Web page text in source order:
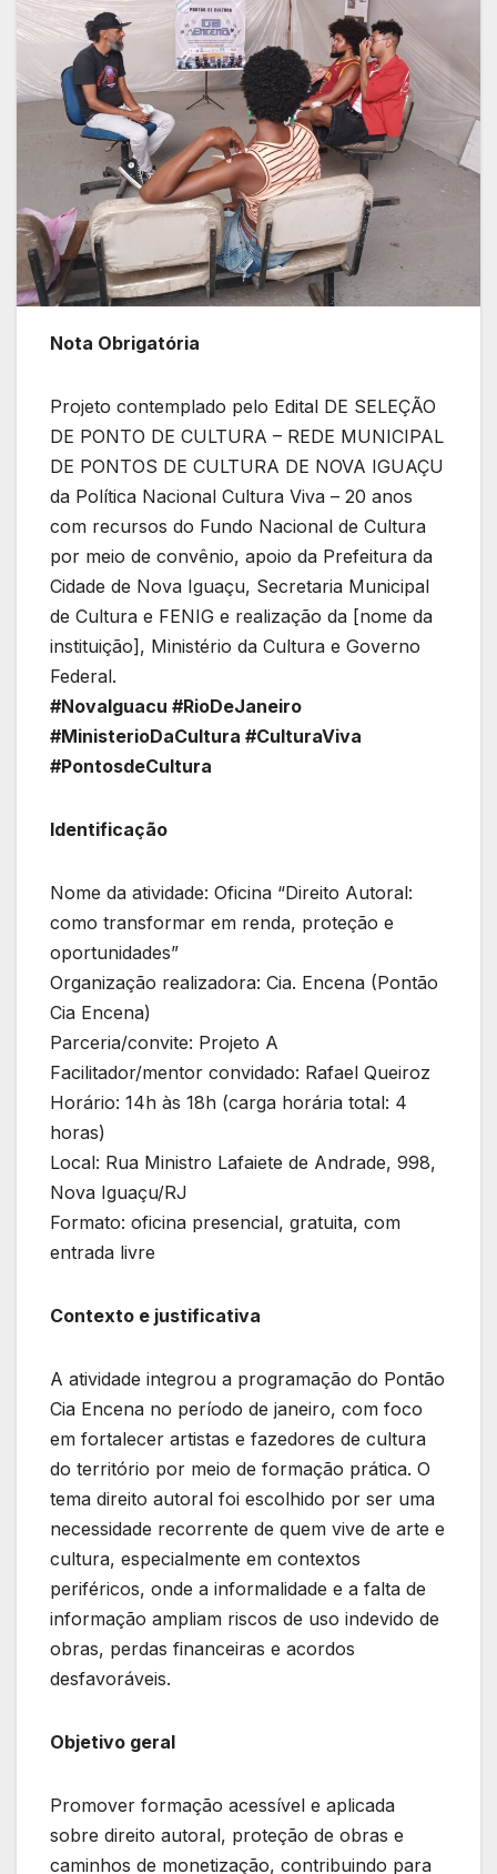
Nota Obrigatória
Projeto contemplado pelo Edital DE SELEÇÃO
DE PONTO DE CULTURA – REDE MUNICIPAL
DE PONTOS DE CULTURA DE NOVA IGUAÇU
da Política Nacional Cultura Viva – 20 anos
com recursos do Fundo Nacional de Cultura
por meio de convênio, apoio da Prefeitura da
Cidade de Nova Iguaçu, Secretaria Municipal
de Cultura e FENIG e realização da [nome da
instituição], Ministério da Cultura e Governo
Federal.
#NovaIguacu #RioDeJaneiro
#MinisterioDaCultura #CulturaViva
#PontosdeCultura
Identificação
Nome da atividade: Oficina “Direito Autoral:
como transformar em renda, proteção e
oportunidades”
Organização realizadora: Cia. Encena (Pontão
Cia Encena)
Parceria/convite: Projeto A
Facilitador/mentor convidado: Rafael Queiroz
Horário: 14h às 18h (carga horária total: 4
horas)
Local: Rua Ministro Lafaiete de Andrade, 998,
Nova Iguaçu/RJ
Formato: oficina presencial, gratuita, com
entrada livre
Contexto e justificativa
A atividade integrou a programação do Pontão
Cia Encena no período de janeiro, com foco
em fortalecer artistas e fazedores de cultura
do território por meio de formação prática. O
tema direito autoral foi escolhido por ser uma
necessidade recorrente de quem vive de arte e
cultura, especialmente em contextos
periféricos, onde a informalidade e a falta de
informação ampliam riscos de uso indevido de
obras, perdas financeiras e acordos
desfavoráveis.
Objetivo geral
Promover formação acessível e aplicada
sobre direito autoral, proteção de obras e
caminhos de monetização, contribuindo para